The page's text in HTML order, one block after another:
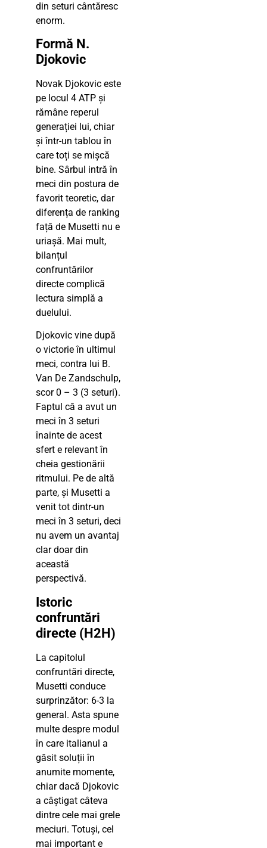
din seturi cântăresc
enorm.
Formă N.
Djokovic
Novak Djokovic este
pe locul 4 ATP și
rămâne reperul
generației lui, chiar
și într-un tablou în
care toți se mișcă
bine. Sârbul intră în
meci din postura de
favorit teoretic, dar
diferența de ranking
față de Musetti nu e
uriașă. Mai mult,
bilanțul
confruntărilor
directe complică
lectura simplă a
duelului.
Djokovic vine după
o victorie în ultimul
meci, contra lui B.
Van De Zandschulp,
scor 0 – 3 (3 seturi).
Faptul că a avut un
meci în 3 seturi
înainte de acest
sfert e relevant în
cheia gestionării
ritmului. Pe de altă
parte, și Musetti a
venit tot dintr-un
meci în 3 seturi, deci
nu avem un avantaj
clar doar din
această
perspectivă.
Istoric
confruntări
directe (H2H)
La capitolul
confruntări directe,
Musetti conduce
surprinzător: 6-3 la
general. Asta spune
multe despre modul
în care italianul a
găsit soluții în
anumite momente,
chiar dacă Djokovic
a câștigat câteva
dintre cele mai grele
meciuri. Totuși, cel
mai important e